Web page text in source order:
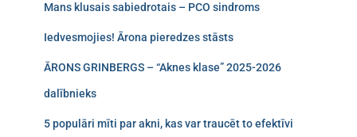
Mans klusais sabiedrotais – PCO sindroms​
Iedvesmojies! Ārona pieredzes stāsts
ĀRONS GRINBERGS – “Aknes klase” 2025-2026
dalībnieks
5 populāri mīti par akni, kas var traucēt to efektīvi